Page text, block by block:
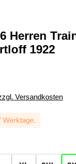
Herren
1922
Versandkosten
Werktage.